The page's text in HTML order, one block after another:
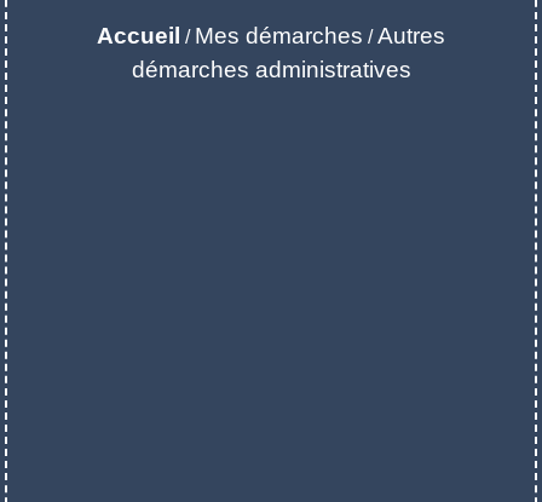
Accueil / Mes démarches /Autres
démarches administratives